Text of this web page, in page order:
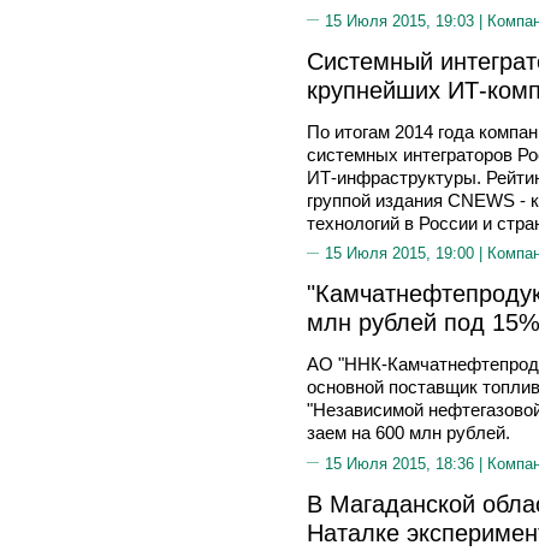
15 Июля 2015, 19:03 |
Системный
крупнейших ИТ-
По итогам 2014 года
системных интеграторов
ИТ-инфраструктуры.
группой издания CNEWS -
технологий в России и
15 Июля 2015, 19:00 |
млн рублей под 15%
АО "ННК-
основной поставщик
"Независимой
заем на 600 млн рублей.
15 Июля 2015, 18:36 |
В Магаданской
Наталке